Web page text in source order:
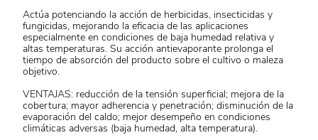
Actúa potenciando la acción de herbicidas, insecticidas y
fungicidas, mejorando la eficacia de las aplicaciones
especialmente en condiciones de baja humedad relativa y
altas temperaturas. Su acción antievaporante prolonga el
tiempo de absorción del producto sobre el cultivo o maleza
objetivo.
VENTAJAS: reducción de la tensión superficial; mejora de la
cobertura; mayor adherencia y penetración; disminución de la
evaporación del caldo; mejor desempeño en condiciones
climáticas adversas (baja humedad, alta temperatura).